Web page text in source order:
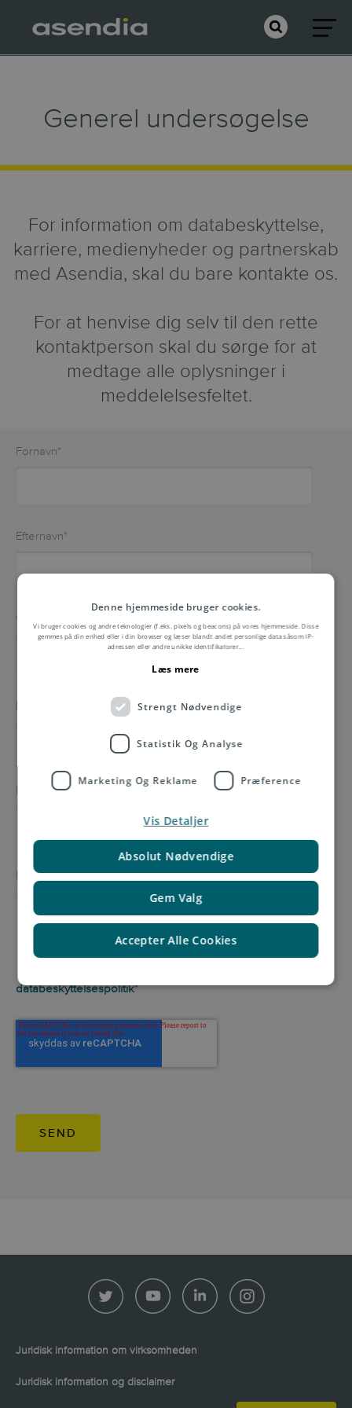
Generel undersøgelse
For information om databeskyttelse,
karriere, medienyheder og partnerskab
med Asendia, skal du bare kontakte os.
For at henvise dig selv til den rette
kontaktperson skal du sørge for at
medtage alle oplysninger i
meddelelsesfeltet.
Fornavn*
Efternavn*
Telefon
E-mail
Firma
Meddelelse
databeskyttelsespolitik*
Juridisk information om virksomheden
Juridisk information og disclaimer
Denne hjemmeside bruger cookies.
Vi bruger cookies og andre teknologier (f.eks. pixels og beacons) på vores hjemmeside. Disse
gemmes på din enhed eller i din browser og læser blandt andet personlige data såsom IP-
adressen eller andre unikke identifikatorer...
Læs mere
Strengt Nødvendige
Statistik Og Analyse
Marketing Og Reklame Præference
Gem Valg
Accepter Alle Cookies
Absolut Nødvendige
Vis Detaljer